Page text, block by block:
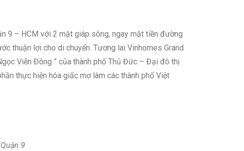
9 – HCM với 2 mặt giáp sông, ngay mặt tiền đường
thuận lợi cho di chuyển. Tương lai Vinhomes Grand
Viễn Đông ” của thành phố Thủ Đức – Đại đô thị
thực hiện hóa giấc mơ làm các thành phố Việt
9